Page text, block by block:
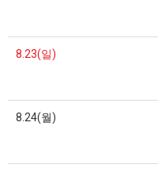
8.23(일)
8.24(월)